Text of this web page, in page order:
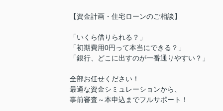
【資金計画・住宅ローンのご相談】
「いくら借りられる？」
「初期費用0円って本当にできる？」
「銀行、どこに出すのが一番通りやすい？」
全部お任せください！
最適な資金シミュレーションから、
事前審査～本申込までフルサポート！